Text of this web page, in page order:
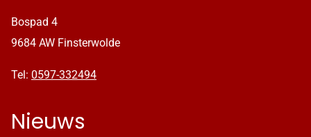
Bospad 4
9684 AW Finsterwolde
Tel: 0597-332494
Nieuws